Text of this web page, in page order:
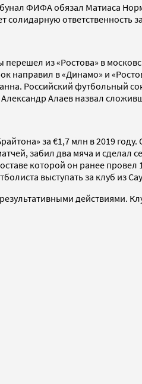
ФИФА обязал Матиаса
ответственность
из «Ростова» в
направил в «Динамо» и
Российский футбольный
Алаев назвал
за €1,7 млн в 2019
забил два мяча и сделал
которой он ранее
выступать за клуб из
действиями.